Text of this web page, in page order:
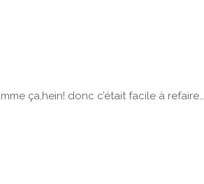
ça,hein! donc c’était facile à refaire…